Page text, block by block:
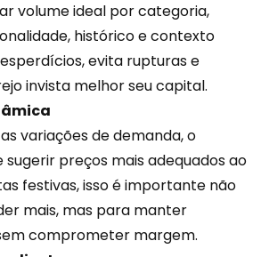
volume ideal por categoria,
histórico e contexto
evita rupturas e
invista melhor seu capital.
variações de demanda, o
sugerir preços mais adequados ao
festivas, isso é importante não
mais, mas para manter
comprometer margem.